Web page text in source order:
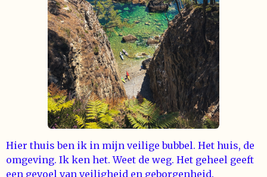
Hier thuis ben ik in mijn veilige bubbel. Het huis, de
omgeving. Ik ken het. Weet de weg. Het geheel geeft
een gevoel van veiligheid en geborgenheid.